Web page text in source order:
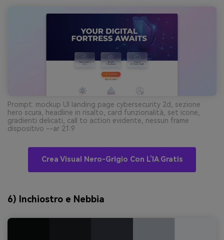
Prompt: mockup UI landing page cybersecurity 2d, sezione
hero scura, headline in risalto, card funzionalità, set icone,
gradienti delicati, call to action evidente, nessun frame
dispositivo --ar 21:9
Crea Visual Nero-Grigio Con L’IA Gratis
6) Inchiostro e Nebbia